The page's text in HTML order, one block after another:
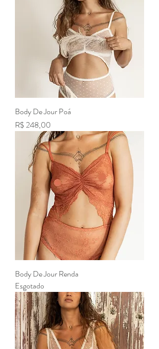
Body De Jour Poá
Preço
R$ 248,00
Body De Jour Renda
Esgotado